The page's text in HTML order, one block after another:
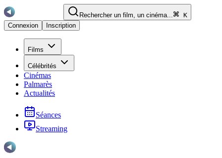
Rechercher un film, un cinéma...
K
Connexion
Inscription
Films
Célébrités
Cinémas
Palmarès
Actualités
Séances
Streaming